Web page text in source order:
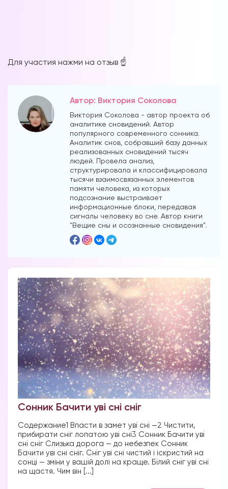
Для участия нажми на отзыв ☝️
Автор: Виктория Соколова
Виктория Соколова - автор проекта об
аналитике сновидений. Автор
популярного современного сонника.
Аналитик снов, собравший базу данных
реализованных сновидений тысяч
людей. Провела анализ,
структурировала и классифицировала
тысячи взаимосвязанных элементов
памяти человека, из которых
подсознание выстраивает
информационные блоки, передавая
сигналы человеку во сне. Автор книги
"Вещие сны и осознанные сновидения".
Сонник Бачити уві сні сніг
Содержание1 Впасти в замет уві сні —2 Чистити,
прибирати сніг лопатою уві сні3 Сонник Бачити уві
сні сніг Слизька дорога — до небезпек Сонник
Бачити уві сні сніг. Сніг уві сні чистий і іскристий на
сонці — зміни у вашій долі на краще. Білий сніг уві сні
на щастя. Чим він [...]